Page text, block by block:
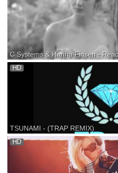
Beautiful song by C Systems feat
and S A T...enjoy it!!!! SUPPORT
THEIR MUSIC FROM THEIR WEB
of: Molekular Sounds All videos
HD
TSUNAMI - (TRAP REMIX)
SONG:
HD